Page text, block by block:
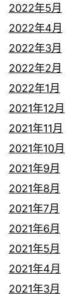
2022年5月
2022年4月
2022年3月
2022年2月
2022年1月
2021年12月
2021年11月
2021年10月
2021年9月
2021年8月
2021年7月
2021年6月
2021年5月
2021年4月
2021年3月